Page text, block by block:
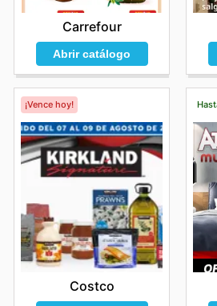
Carrefour
Abrir catálogo
¡Vence hoy!
Costco